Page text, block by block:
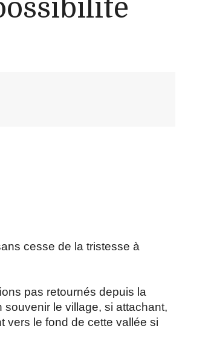
cesse de la tristesse à
pas retournés depuis la
le village, si attachant,
vers le fond de cette vallée si